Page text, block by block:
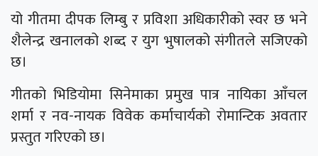
यो गीतमा दीपक लिम्बु र प्रविशा अधिकारीको स्वर छ भने
शैलेन्द्र खनालको शब्द र युग भुषालको संगीतले सजिएको
छ।
गीतको भिडियोमा सिनेमाका प्रमुख पात्र नायिका आँचल
शर्मा र नव-नायक विवेक कर्माचार्यको रोमान्टिक अवतार
प्रस्तुत गरिएको छ।